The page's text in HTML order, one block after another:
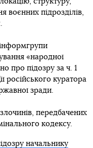
воєнних підрозділів,
«народної
про підозру за ч. 1
російського куратора
зради.
передбачених
кодексу.
начальнику